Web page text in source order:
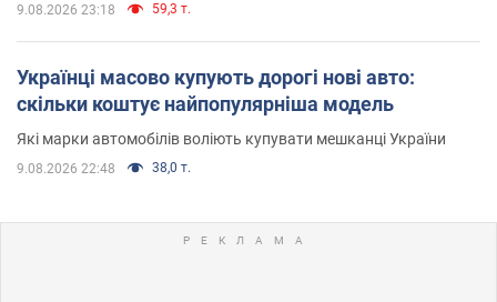
9.08.2026 23:18 59,3 т.
Українці масово купують дорогі нові авто:
скільки коштує найпопулярніша модель
Які марки автомобілів воліють купувати мешканці України
9.08.2026 22:48 38,0 т.